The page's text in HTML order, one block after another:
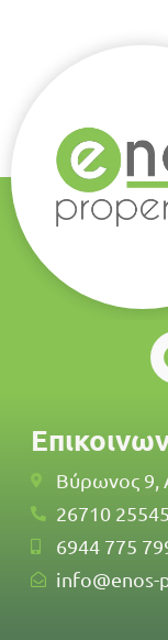
Βύρωνος 9,
26710 25545
6944 775
info@enos-